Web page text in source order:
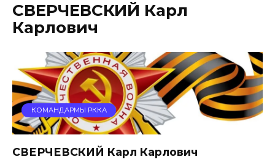
СВЕРЧЕВСКИЙ Карл
Карлович
КОМАНДАРМЫ РККА
СВЕРЧЕВСКИЙ Карл Карлович